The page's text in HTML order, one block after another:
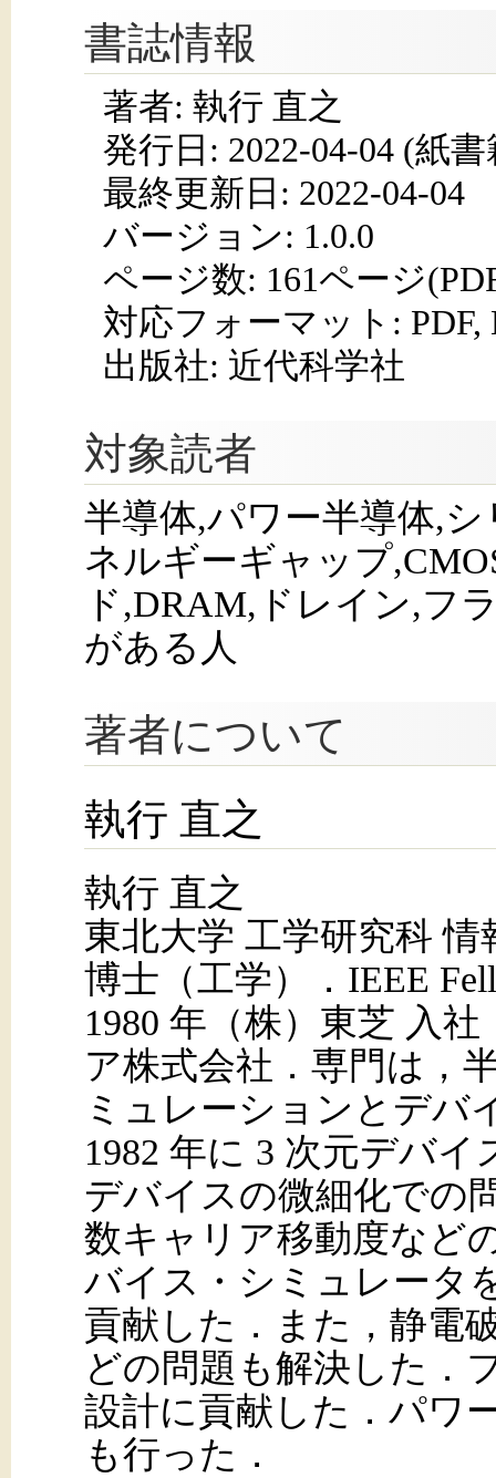
書誌情報
著者: 執行 直之
発行日: 2022-04-04(紙書
最終更新日: 2022-04-04
バージョン: 1.0.0
ページ数: 161ページ
対応フォーマット: PDF,
出版社: 近代科学社
対象読者
半導体,パワー半導体,
ネルギーギャップ
ド,DRAM,ドレイン,フ
がある人
著者について
執行 直之
執行 直之
東北大学 工学研究科
博士（工学）．IEEE
1980 年（株）東芝 入
ア株式会社．専門は，
ミュレーションとデバ
1982 年に 3 次元デバ
デバイスの微細化での
数キャリア移動度など
バイス・シミュレータ
貢献した．また，静電
どの問題も解決した．
設計に貢献した．パワ
も行った．